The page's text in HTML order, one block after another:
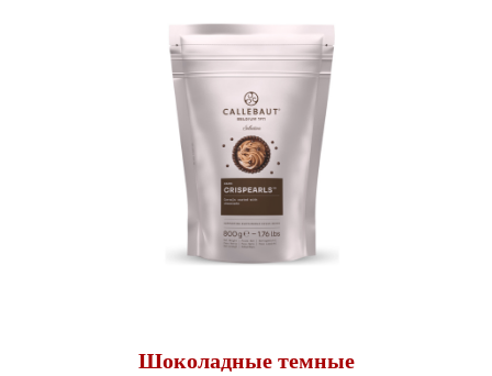
Шоколадные темные